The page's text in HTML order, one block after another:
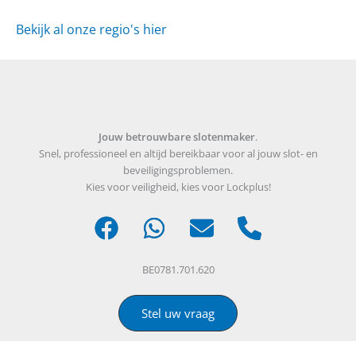
Bekijk al onze regio's hier
Jouw betrouwbare slotenmaker.
Snel, professioneel en altijd bereikbaar voor al jouw slot- en
beveiligingsproblemen.
Kies voor veiligheid, kies voor Lockplus!
BE0781.701.620
Stel uw vraag